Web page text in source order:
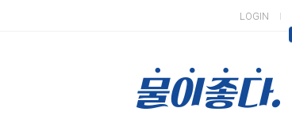
LOGIN